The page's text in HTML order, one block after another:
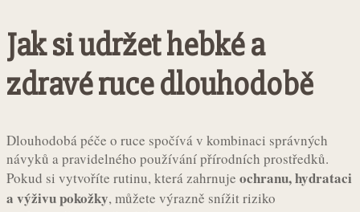
Jak si udržet hebké a
zdravé ruce dlouhodobě
Dlouhodobá péče o ruce spočívá v kombinaci správných
návyků a pravidelného používání přírodních prostředků.
Pokud si vytvoříte rutinu, která zahrnuje ochranu, hydrataci
a výživu pokožky, můžete výrazně snížit riziko